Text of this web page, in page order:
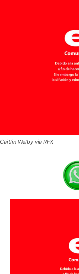
Caitlin Welby via RFX